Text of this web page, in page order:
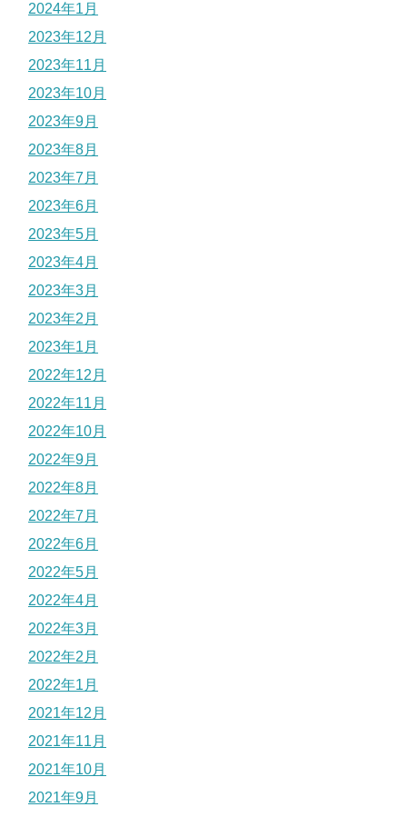
2024年1月
2023年12月
2023年11月
2023年10月
2023年9月
2023年8月
2023年7月
2023年6月
2023年5月
2023年4月
2023年3月
2023年2月
2023年1月
2022年12月
2022年11月
2022年10月
2022年9月
2022年8月
2022年7月
2022年6月
2022年5月
2022年4月
2022年3月
2022年2月
2022年1月
2021年12月
2021年11月
2021年10月
2021年9月